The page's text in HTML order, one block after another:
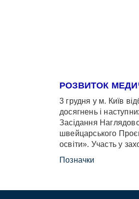
РОЗВИТОК
3 грудня у м. Київ
досягнень і
Засідання
швейцарського
освіти». Участь у
Позначки